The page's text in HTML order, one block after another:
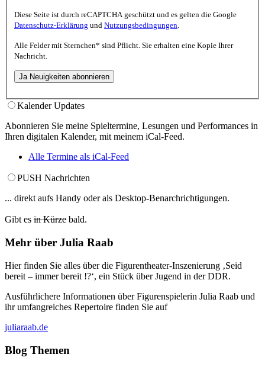
Diese Seite ist durch reCAPTCHA geschützt und es gelten die Google
Datenschutz-Erklärung und Nutzungsbedingungen.
Alle Felder mit Sternchen* sind Pflicht. Sie erhalten eine Kopie Ihrer
Nachricht.
Kalender Updates
Abonnieren Sie meine Spieltermine, Lesungen und Performances in
Ihren digitalen Kalender, mit meinem iCal-Feed.
Alle Termine als iCal-Feed
PUSH Nachrichten
... direkt aufs Handy oder als Desktop-Benarchrichtigungen.
Gibt es in Kürze bald.
Mehr über Julia Raab
Hier finden Sie alles über die Figurentheater-Inszenierung ‚Seid
bereit – immer bereit !?‘, ein Stück über Jugend in der DDR.
Ausführlichere Informationen über Figurenspielerin Julia Raab und
ihr umfangreiches Repertoire finden Sie auf
juliaraab.de
Blog Themen